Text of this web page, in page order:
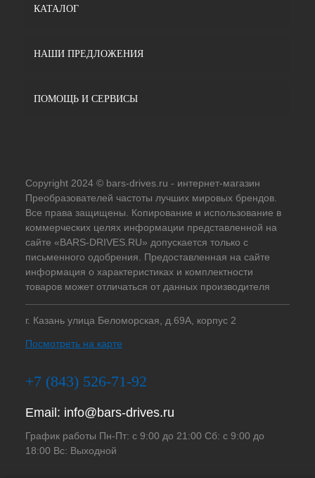
КАТАЛОГ
НАШИ ПРЕДЛОЖЕНИЯ
ПОМОЩЬ И СЕРВИСЫ
Copyright 2024 © bars-drives.ru - интернет-магазин
Преобразователей частоты лучших мировых брендов.
Все права защищены. Копирование и использование в
коммерческих целях информации представленной на
сайте «BARS-DRIVES.RU» допускается только с
письменного одобрения. Предоставленная на сайте
информация о характеристиках и комплектности
товаров может отличаться от данных производителя
г. Казань улица Беломорская, д.69А, корпус 2
Посмотреть на карте
+7 (843) 526-71-92
Email: info@bars-drives.ru
График работы Пн-Пт: с 9:00 до 21:00 Сб: с 9:00 до
18:00 Вс: Выходной